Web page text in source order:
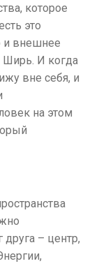
которое
это
и внешнее
Ширь. И когда
вне себя, и
на этом
– центр,